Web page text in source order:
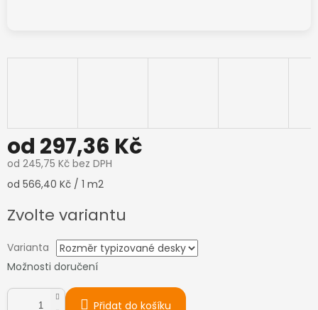
od 297,36 Kč
od 245,75 Kč bez DPH
Měrná
od 566,40 Kč / 1 m2
Zvolte variantu
Varianta
Možnosti doručení
Přidat do košíku